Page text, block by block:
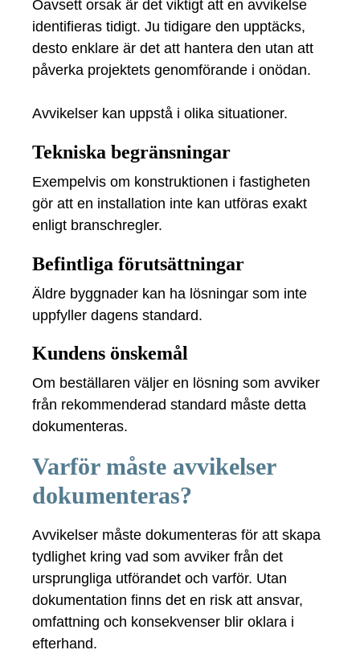
Oavsett orsak är det viktigt att en avvikelse
identifieras tidigt. Ju tidigare den upptäcks,
desto enklare är det att hantera den utan att
påverka projektets genomförande i onödan.
Avvikelser kan uppstå i olika situationer.
Tekniska begränsningar
Exempelvis om konstruktionen i fastigheten
gör att en installation inte kan utföras exakt
enligt branschregler.
Befintliga förutsättningar
Äldre byggnader kan ha lösningar som inte
uppfyller dagens standard.
Kundens önskemål
Om beställaren väljer en lösning som avviker
från rekommenderad standard måste detta
dokumenteras.
Varför måste avvikelser
dokumenteras?
Avvikelser måste dokumenteras för att skapa
tydlighet kring vad som avviker från det
ursprungliga utförandet och varför. Utan
dokumentation finns det en risk att ansvar,
omfattning och konsekvenser blir oklara i
efterhand.